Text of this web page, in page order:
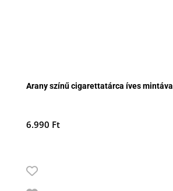
Arany színű cigarettatárca íves mintával
6.990 Ft